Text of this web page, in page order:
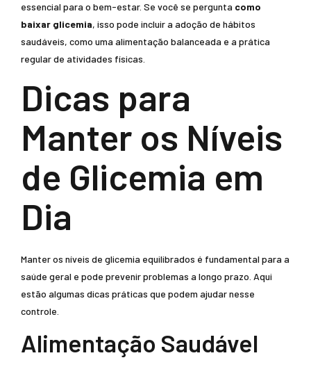
essencial para o bem-estar. Se você se pergunta como
baixar glicemia, isso pode incluir a adoção de hábitos
saudáveis, como uma alimentação balanceada e a prática
regular de atividades físicas.
Dicas para
Manter os Níveis
de Glicemia em
Dia
Manter os níveis de glicemia equilibrados é fundamental para a
saúde geral e pode prevenir problemas a longo prazo. Aqui
estão algumas dicas práticas que podem ajudar nesse
controle.
Alimentação Saudável